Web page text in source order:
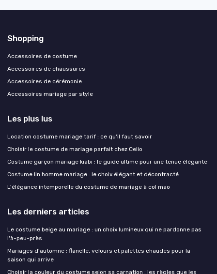
Shopping
Accessoires de costume
Accessoires de chaussures
Accessoires de cérémonie
Accessoires mariage par style
Les plus lus
Location costume mariage tarif : ce qu'il faut savoir
Choisir le costume de mariage parfait chez Celio
Costume garçon mariage kiabi : le guide ultime pour une tenue élégante
Costume lin homme mariage : le choix élégant et décontracté
L'élégance intemporelle du costume de mariage à col mao
Les derniers articles
Le costume beige au mariage : un choix lumineux qui ne pardonne pas
l'à-peu-près
Mariages d'automne : flanelle, velours et palettes chaudes pour la
saison qui arrive
Choisir la couleur du costume selon sa carnation : les règles que les